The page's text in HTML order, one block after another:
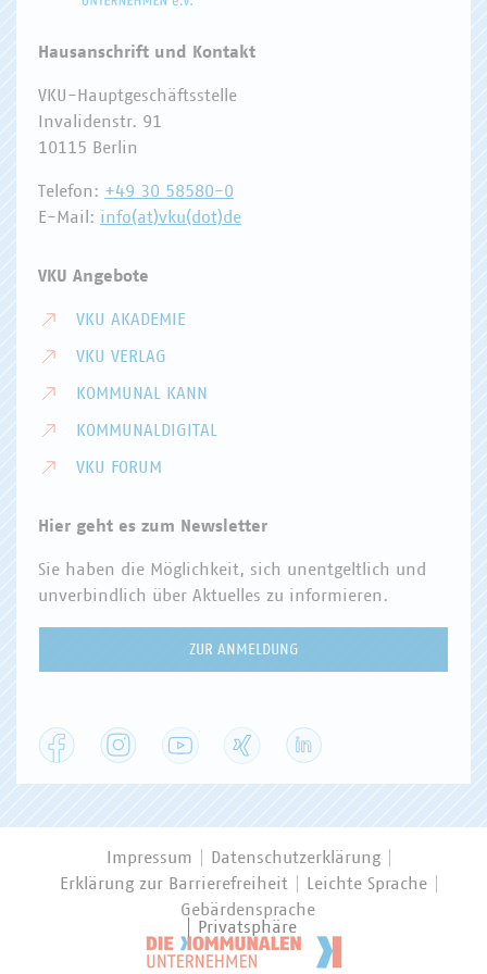
Hausanschrift und Kontakt
VKU-Hauptgeschäftsstelle
Invalidenstr. 91
10115 Berlin
Telefon: +49 30 58580-0
E-Mail: info(at)vku(dot)de
VKU Angebote
VKU AKADEMIE
VKU VERLAG
KOMMUNAL KANN
KOMMUNALDIGITAL
VKU FORUM
Hier geht es zum Newsletter
Sie haben die Möglichkeit, sich unentgeltlich und
unverbindlich über Aktuelles zu informieren.
ZUR ANMELDUNG
Facebook Instagram YouTube
Impressum
Datenschutzerklärung
Erklärung zur Barrierefreiheit
Leichte Sprache
Gebärdensprache
Privatsphäre